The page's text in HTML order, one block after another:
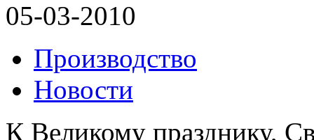
05-03-2010
Производство
Новости
К Великому празднику,